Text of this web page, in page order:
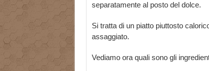
separatamente al posto del dolce.
Si tratta di un piatto piuttosto
assaggiato.
Vediamo ora quali sono gli